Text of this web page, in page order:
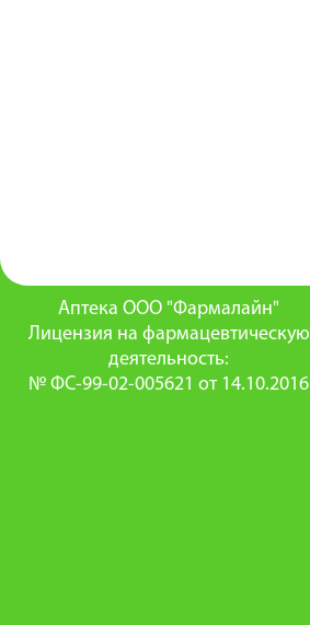
Аптека ООО "Фармалайн"
Лицензия на фармацевтическую
деятельность:
№ ФС-99-02-005621 от 14.10.2016